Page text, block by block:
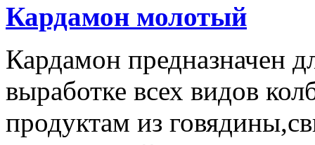
Кардамон молотый
Кардамон предназначен
выработке всех видов
продуктам из